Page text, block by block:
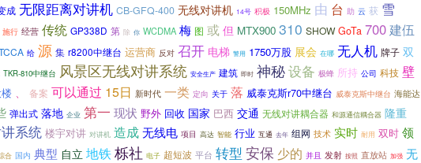
成 无限距离对讲机 CB-GFQ-400 无线对讲机 14号 积极 150MHz 由 台 助 云 获 雪
施行 经营 传统 GP338D 第 除 你 WCDMA 梅 图 或但 MTX900 310 SHOW GoTa 700建伍
给 源 集 r8200中继台 运营商 反对 召开 电梯 警用 1750万股 展会 在哪 无人机 牌子 双
TKR-810中继台 风景区无线对讲系统 安全生产 建筑 即时 神秘设备 极蜂 所持 公司 科技 壁
、 备案 可以通过 15日 新时代 一类 定向 关于 落 威泰克斯r70中继台 威泰克斯中继台 海能达
弹出式 落地 企业 第一 现状 野外 回收 国家 巴西 交通 无线对讲耦合器 和源通信耦合器 隆重
系统 楼宇对讲 对讲机 造成无线电 项目 高达 智能 行业 互通 去年 组网 技术 实时 耐用 双时 领
合 国内 典型 自立 地铁栎社 电子 超短波 平台 转型 安保 少的 并且 发射 按照 直放站 加强 无